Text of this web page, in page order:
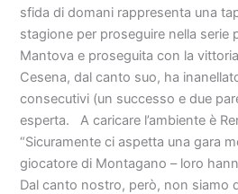
sfida di domani rappresenta una
stagione per proseguire nella serie
Mantova e proseguita con la
Cesena, dal canto suo, ha
consecutivi (un successo e due
esperta. A caricare l’ambiente è
“Sicuramente ci aspetta una gara
giocatore di Montagano – loro
Dal canto nostro, però, non siamo